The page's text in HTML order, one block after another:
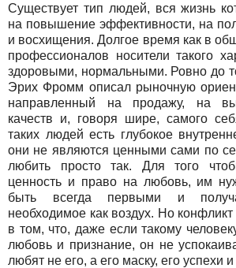
Существует тип людей, вся жизнь
на повышение эффективности, на
и восхищения. Долгое время как в
профессионалов носители такого
здоровыми, нормальными. Ровно до
Эрих Фромм описал рыночную
направленный на продажу, на
качеств и, говоря шире, самого
таких людей есть глубокое
они не являются ценными сами по
любить просто так. Для того
ценность и право на любовь, им
быть всегда первыми и
необходимое как воздух. Но конфликт
в том, что, даже если такому
любовь и признание, он не
любят не его, а его маску, его успехи